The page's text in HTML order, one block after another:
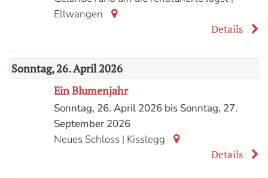
Ellwangen
Details
Sonntag, 26. April 2026
Ein Blumenjahr
Sonntag, 26. April 2026 bis Sonntag, 27.
September 2026
Neues Schloss| Kisslegg
Details